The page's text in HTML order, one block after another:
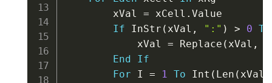
        xVal
= xCell . Value
If InStr ( xVal , ":" ) > 0
            xVal
= Replace ( xVal ,
End
If
For I = 1 To Int ( Len ( xVal